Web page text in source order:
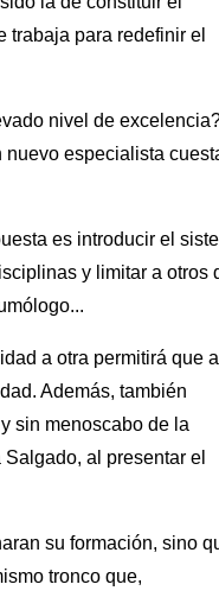
para redefinir el
nivel de
nuevo especialista
es introducir el
y limitar a otros
a otra permitirá que
Además, también
sin menoscabo de la
al presentar el
su formación, sino
tronco que,